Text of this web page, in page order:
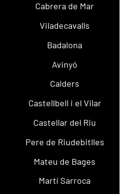
Cabrera de Mar
Viladecavalls
Badalona
Avinyó
Calders
Castellbell i el Vilar
Castellar del Riu
Pere de Riudebitlles
Mateu de Bages
Martí Sarroca